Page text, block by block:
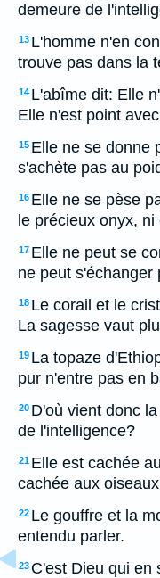
demeure de
13 L'homme n'en
trouve pas dans la
14 L'abîme dit: Elle
Elle n'est point
15 Elle ne se donne
s'achète pas au
16 Elle ne se pèse
le précieux onyx,
17 Elle ne peut se
ne peut s'échanger
18 Le corail et le
La sagesse vaut
19 La topaze
pur n'entre pas en
20 D'où vient donc
de l'intelligence?
21 Elle est cachée
cachée aux
22 Le gouffre et la
entendu parler.
23 C'est Dieu qui en